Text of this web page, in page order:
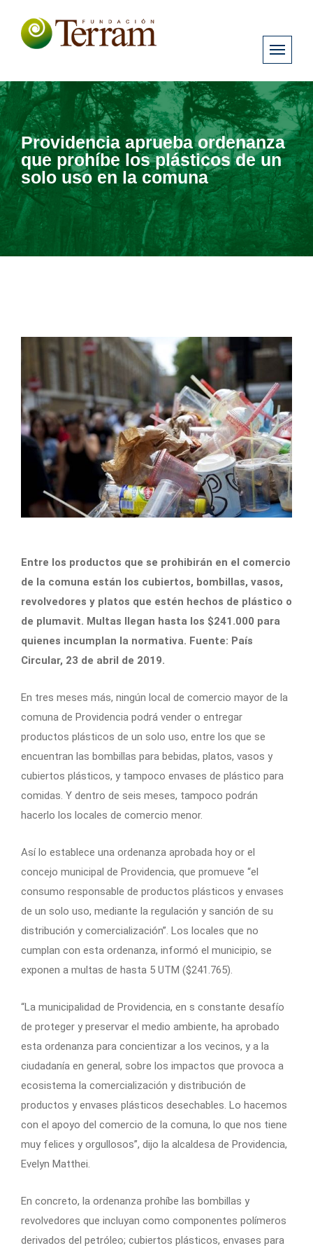
Providencia aprueba ordenanza
que prohíbe los plásticos de un
solo uso en la comuna
Entre los productos que se prohibirán en el comercio
de la comuna están los cubiertos, bombillas, vasos,
revolvedores y platos que estén hechos de plástico o
de plumavit. Multas llegan hasta los $241.000 para
quienes incumplan la normativa. Fuente: País
Circular, 23 de abril de 2019.
En tres meses más, ningún local de comercio mayor de la
comuna de Providencia podrá vender o entregar
productos plásticos de un solo uso, entre los que se
encuentran las bombillas para bebidas, platos, vasos y
cubiertos plásticos, y tampoco envases de plástico para
comidas. Y dentro de seis meses, tampoco podrán
hacerlo los locales de comercio menor.
Así lo establece una ordenanza aprobada hoy or el
concejo municipal de Providencia, que promueve “el
consumo responsable de productos plásticos y envases
de un solo uso, mediante la regulación y sanción de su
distribución y comercialización”. Los locales que no
cumplan con esta ordenanza, informó el municipio, se
exponen a multas de hasta 5 UTM ($241.765).
“La municipalidad de Providencia, en s constante desafío
de proteger y preservar el medio ambiente, ha aprobado
esta ordenanza para concientizar a los vecinos, y a la
ciudadanía en general, sobre los impactos que provoca a
ecosistema la comercialización y distribución de
productos y envases plásticos desechables. Lo hacemos
con el apoyo del comercio de la comuna, lo que nos tiene
muy felices y orgullosos”, dijo la alcaldesa de Providencia,
Evelyn Matthei.
En concreto, la ordenanza prohíbe las bombillas y
revolvedores que incluyan como componentes polímeros
derivados del petróleo; cubiertos plásticos, envases para